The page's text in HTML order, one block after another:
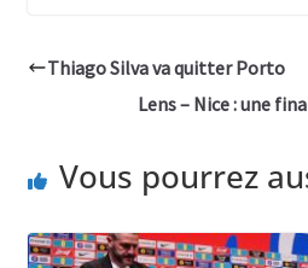
Thiago Silva va quitter Porto
Lens – Nice : une
Vous pourrez